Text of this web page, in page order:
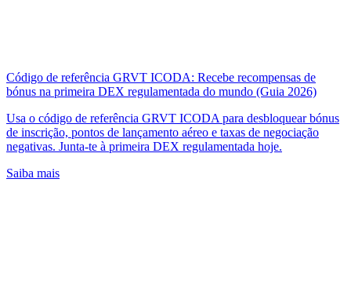
Código de referência GRVT ICODA: Recebe recompensas de
bónus na primeira DEX regulamentada do mundo (Guia 2026)
Usa o código de referência GRVT ICODA para desbloquear bónus
de inscrição, pontos de lançamento aéreo e taxas de negociação
negativas. Junta-te à primeira DEX regulamentada hoje.
Saiba mais